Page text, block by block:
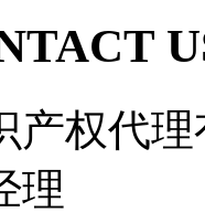
产权代
理